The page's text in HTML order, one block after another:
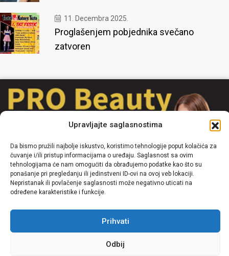
Upravljajte saglasnostima
Da bismo pružili najbolje iskustvo, koristimo tehnologije poput kolačića za
čuvanje i/ili pristup informacijama o uređaju. Saglasnost sa ovim
tehnologijama će nam omogućiti da obrađujemo podatke kao što su
ponašanje pri pregledanju ili jedinstveni ID-ovi na ovoj veb lokaciji.
Nepristanak ili povlačenje saglasnosti može negativno uticati na
određene karakteristike i funkcije.
Prihvati
Odbij
11. Decembra 2025.
Proglašenjem pobjednika svečano
zatvoren